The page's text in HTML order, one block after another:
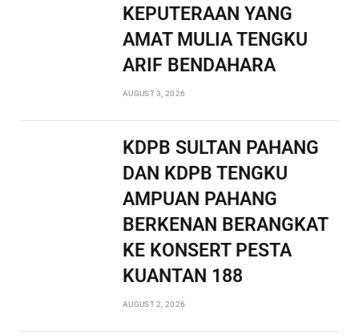
KEPUTERAAN YANG
AMAT MULIA TENGKU
ARIF BENDAHARA
AUGUST 3, 2026
KDPB SULTAN PAHANG
DAN KDPB TENGKU
AMPUAN PAHANG
BERKENAN BERANGKAT
KE KONSERT PESTA
KUANTAN 188
AUGUST 2, 2026